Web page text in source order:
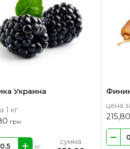
Украина
1 кг
грн
кг сумма
цена
215,80